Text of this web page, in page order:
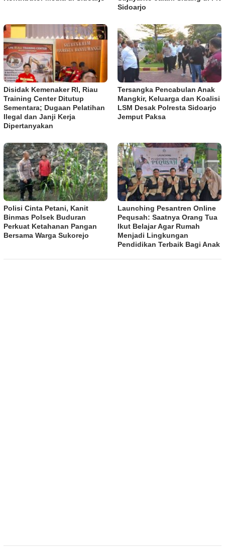
Sidoarjo
Disidak Kemenaker RI, Riau
Training Center Ditutup
Sementara; Dugaan Pelatihan
Ilegal dan Janji Kerja
Dipertanyakan
Tersangka Pencabulan Anak
Mangkir, Keluarga dan Koalisi
LSM Desak Polresta Sidoarjo
Jemput Paksa
Polisi Cinta Petani, Kanit
Binmas Polsek Buduran
Perkuat Ketahanan Pangan
Bersama Warga Sukorejo
Launching Pesantren Online
Pequsah: Saatnya Orang Tua
Ikut Belajar Agar Rumah
Menjadi Lingkungan
Pendidikan Terbaik Bagi Anak